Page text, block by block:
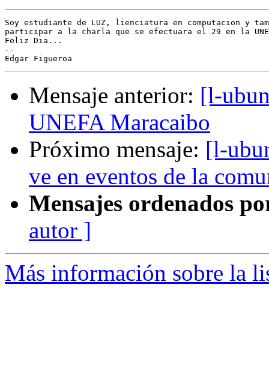
Soy estudiante de LUZ, lienciatura en computacion y
participar a la charla que se efectuara el 29 en la
Feliz Dia...
--
Mensaje anterior: [l-
UNEFA Maracaibo
Próximo mensaje: [l-
ve en eventos de la
Mensajes ordenados
autor ]
Más información sobre la